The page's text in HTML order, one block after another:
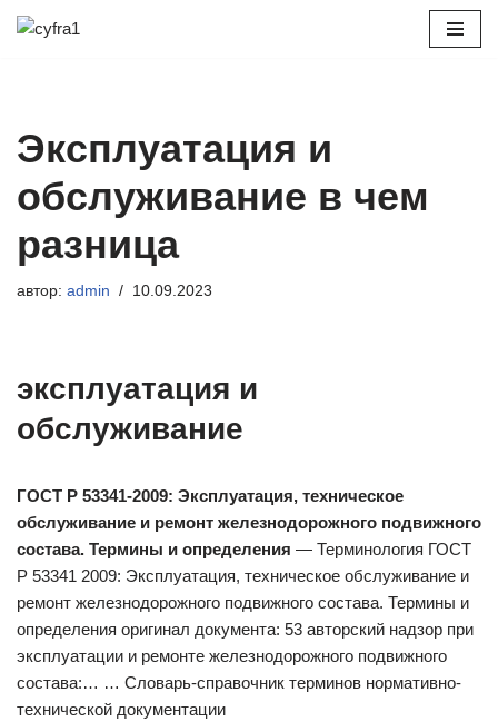
Эксплуатация и
обслуживание в чем
разница
автор: admin 10.09.2023
эксплуатация и
обслуживание
ГОСТ Р 53341-2009: Эксплуатация, техническое
обслуживание и ремонт железнодорожного подвижного
состава. Термины и определения — Терминология ГОСТ
Р 53341 2009: Эксплуатация, техническое обслуживание и
ремонт железнодорожного подвижного состава. Термины и
определения оригинал документа: 53 авторский надзор при
эксплуатации и ремонте железнодорожного подвижного
состава:… … Словарь-справочник терминов нормативно-
технической документации